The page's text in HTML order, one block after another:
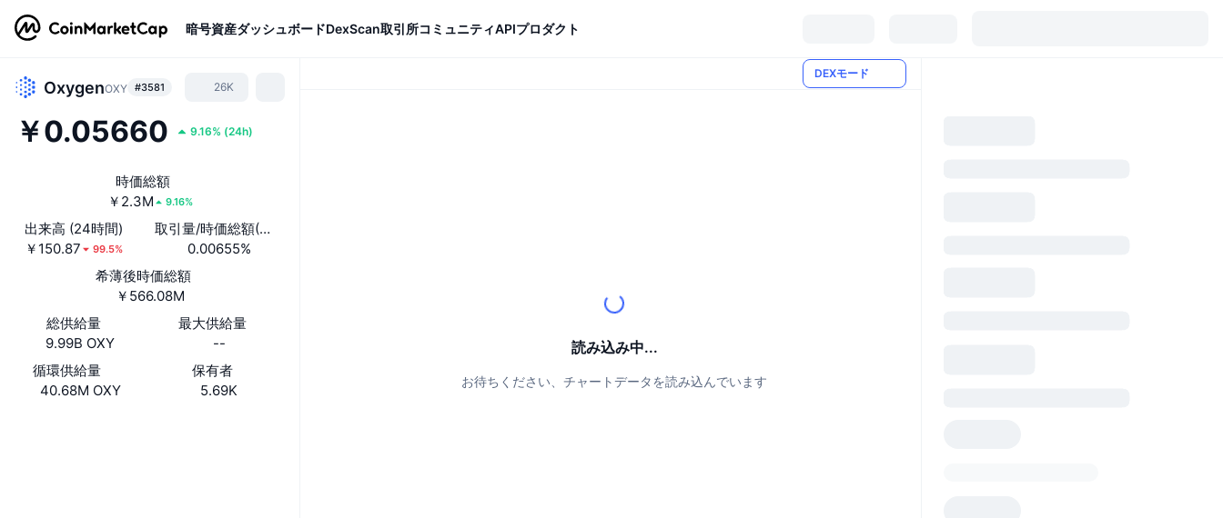
暗号資産ダッシュボードDexScan取引所コミュニティAPIプロダクト
OxygenOXY #3581 26K
￥0.05660 9.16% (24h)
時価総額
￥2.3M
9.16%
出来高 (24時間)
￥150.87
99.5%
取引量/時価総額(24時間)
0.00655%
希薄後時価総額
￥566.08M
総供給量
9.99B OXY
最大供給量
--
循環供給量
40.68M OXY
保有者
5.69K
DEXモード
読み込み中...
お待ちください、チャートデータを読み込んでいます